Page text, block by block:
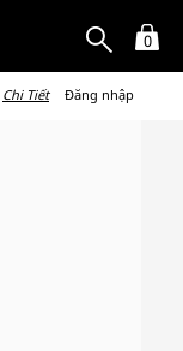
0
Chi Tiết Đăng nhập